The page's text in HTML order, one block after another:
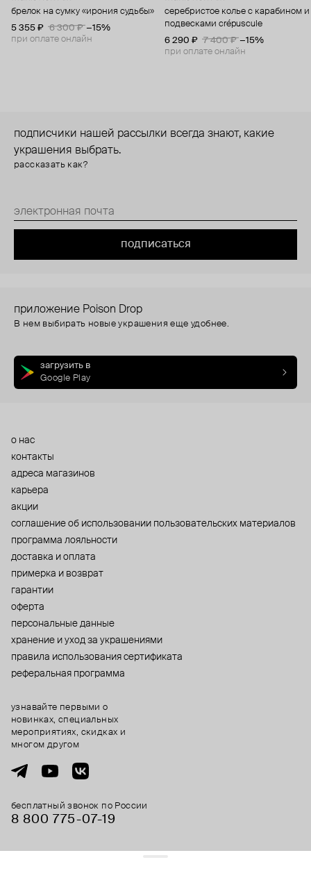
брелок на сумку «ирония судьбы»
5 355 ₽
6 300 ₽ −15%
при оплате онлайн
серебристое колье с карабином и
подвесками crépuscule
6 290 ₽
7 400 ₽ −15%
при оплате онлайн
подписчики нашей рассылки всегда знают, какие
украшения выбрать.
рассказать как?
подписаться
приложение Poison Drop
В нем выбирать новые украшения еще удобнее.
загрузить в
Google Play
о нас
контакты
адреса магазинов
карьера
акции
cоглашение об использовании пользовательских материалов
программа лояльности
доставка и оплата
примерка и возврат
гарантии
оферта
персональные данные
хранение и уход за украшениями
правила использования сертификата
реферальная программа
бесплатный звонок по России
8 800 775⁠-07⁠-19
узнавайте первыми о
новинках, специальных
мероприятиях, скидках и
многом другом